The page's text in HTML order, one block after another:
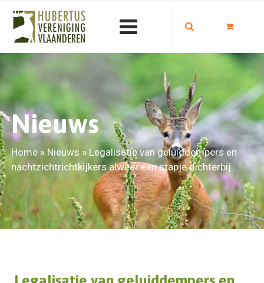
Nieuws
Home» Nieuws » Legalisatie van geluiddempers en
nachtzichtrichtkijkers alweer een stapje dichterbij